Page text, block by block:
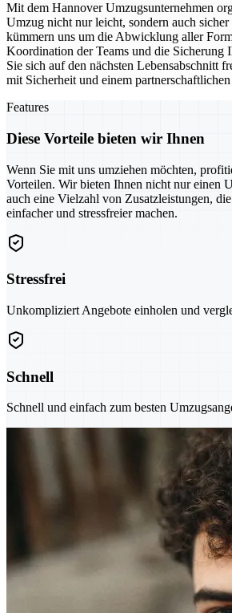
Mit dem Hannover Umzugsunternehmen
Umzug nicht nur leicht, sondern auch
kümmern uns um die Abwicklung aller
Koordination der Teams und die Sicherung
Sie sich auf den nächsten Lebensabschnitt
mit Sicherheit und einem
Features
Diese Vorteile bieten wir Ihnen
Wenn Sie mit uns umziehen möchten,
Vorteilen. Wir bieten Ihnen nicht nur einen
auch eine Vielzahl von Zusatzleistungen,
einfacher und stressfreier machen.
Stressfrei
Unkompliziert Angebote einholen und
Schnell
Schnell und einfach zum besten